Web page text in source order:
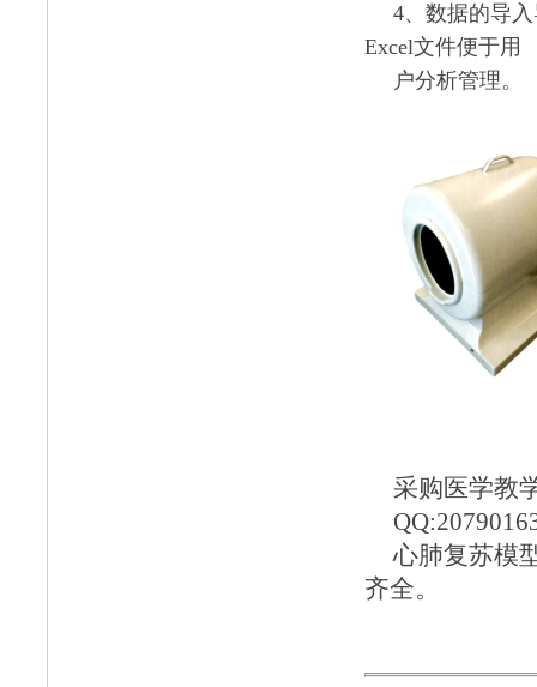
4、数据的导
Excel文件便于用
户分析管理。
采购医学教
心肺复苏模
齐全。